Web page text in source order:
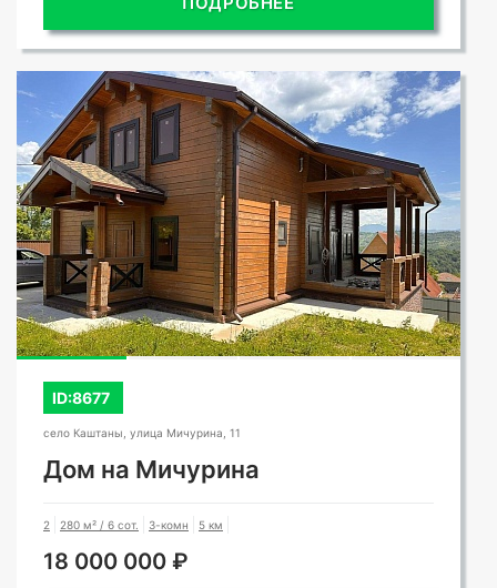
ID:8677
село Каштаны, улица Мичурина, 11
Дом на Мичурина
2 280 м² / 6 сот. 3-комн 5 км
18 000 000 ₽